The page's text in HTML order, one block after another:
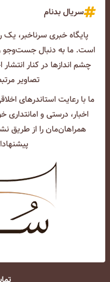
سریال بدنام
پایگاه خبری سرناخبر،
است. ما به دنبال جست‌و‌جو
چشم انداز‌ها در کنار
تصاویر
ما با رعایت استاندرهای
اخبار، درستی و امانتداری
همراهان‌مان را از طریق